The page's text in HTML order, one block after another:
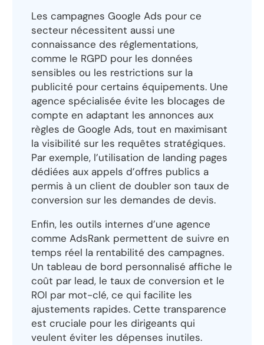
Les campagnes Google Ads pour ce
secteur nécessitent aussi une
connaissance des réglementations,
comme le RGPD pour les données
sensibles ou les restrictions sur la
publicité pour certains équipements. Une
agence spécialisée évite les blocages de
compte en adaptant les annonces aux
règles de Google Ads, tout en maximisant
la visibilité sur les requêtes stratégiques.
Par exemple, l’utilisation de landing pages
dédiées aux appels d’offres publics a
permis à un client de doubler son taux de
conversion sur les demandes de devis.
Enfin, les outils internes d’une agence
comme AdsRank permettent de suivre en
temps réel la rentabilité des campagnes.
Un tableau de bord personnalisé affiche le
coût par lead, le taux de conversion et le
ROI par mot-clé, ce qui facilite les
ajustements rapides. Cette transparence
est cruciale pour les dirigeants qui
veulent éviter les dépenses inutiles.